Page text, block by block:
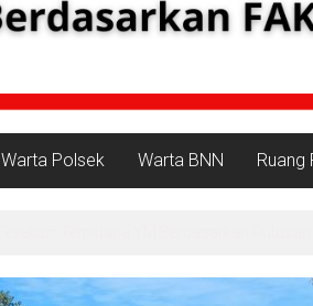
Warta Polsek Warta BNN Ruang